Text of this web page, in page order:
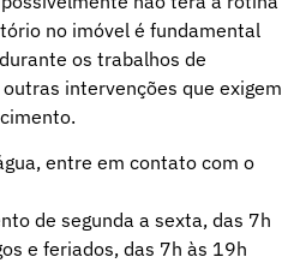
no imóvel é fundamental
os trabalhos de
intervenções que exigem
entre em contato com o
de segunda a sexta, das 7h
e feriados, das 7h às 19h